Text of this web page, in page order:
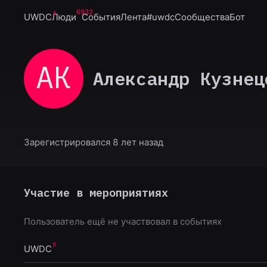
UWDCЛюди6932
СобытияЛента#uwdcСообществаБот
АК Александр
Зарегистрировался 8 лет назад
Участие в мероприятиях
Пользователь ещё не участвовал в событиях
UWDC